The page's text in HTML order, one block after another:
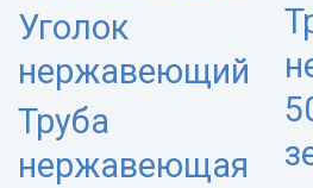
Уголок
нержавеющий
Труба
нержавеющая